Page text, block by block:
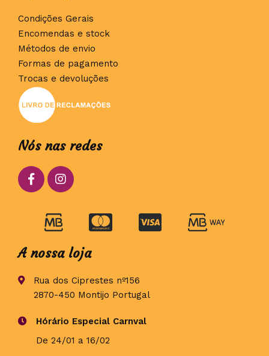
Condições Gerais
Encomendas e stock
Métodos de envio
Formas de pagamento
Trocas e devoluções
Nós nas redes
A nossa loja
Rua dos Ciprestes nº156
2870-450 Montijo Portugal
Hórário Especial Carnval
De 24/01 a 16/02